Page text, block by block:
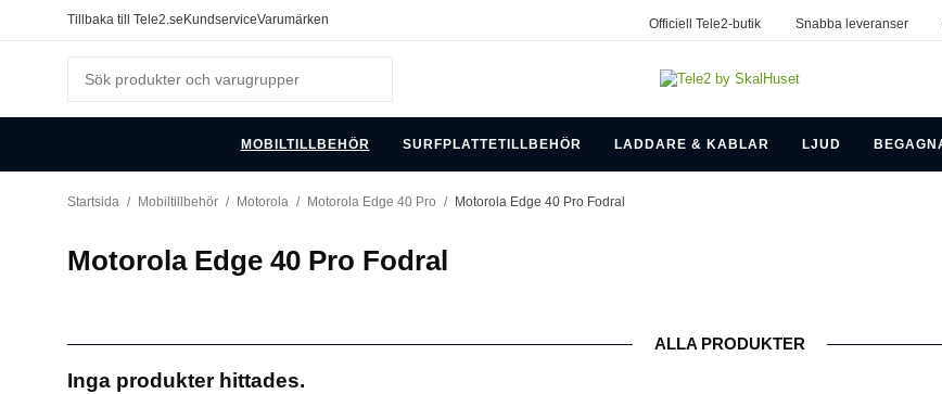
Tillbaka till Tele2.se KundserviceVarumärken Officiell Tele2-butik Snabba leveranser
MOBILTILLBEHÖR SURFPLATTETILLBEHÖR LADDARE & KABLAR LJUD
Startsida / Mobiltillbehör / Motorola / Motorola Edge 40 Pro / Motorola Edge 40 Pro Fodral
Motorola Edge 40 Pro Fodral
ALLA PRODUKTER
Inga produkter hittades.